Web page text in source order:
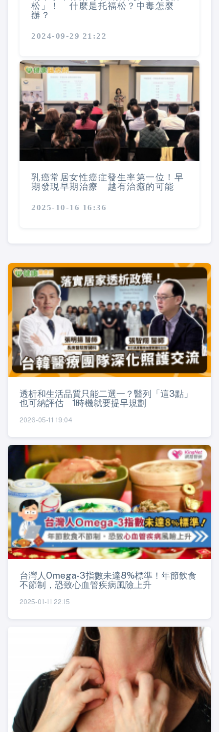
松」！ 什麼是托福松？中毒怎麼
辦？
2024-09-29 21:22
乳癌常居女性癌症發生率第一位！早
期發現早期治療 越有治癒的可能
2025-10-16 16:36
透析和生活品質只能二選一？醫列「這3點」
也可納評估 1時機就要提早規劃
2026-05-11 19:04
台灣人Omega-3指數未達8%標準！年節飲食
不節制，恐致心血管疾病風險上升
2025-01-11 22:15